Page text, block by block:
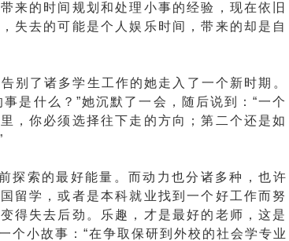
来的时间规划和处理小事的经验，现在依旧
失去的可能是个人娱乐时间，带来的却是自
别了诸多学生工作的她走入了一个新时期。
是什么？”她沉默了一会，随后说到：“一个
，你必须选择往下走的方向；第二个还是如
探索的最好能量。而动力也分诸多种，也许
留学，或者是本科就业找到一个好工作而努
得失去后劲。乐趣，才是最好的老师，这是
个小故事：“在争取保研到外校的社会学专业